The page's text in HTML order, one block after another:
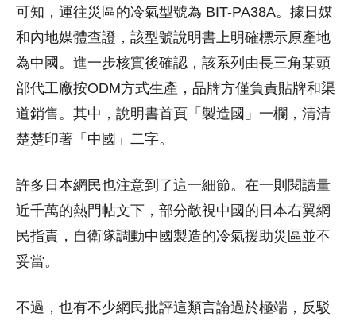
可知，運往災區的冷氣型號為 BIT-PA38A。據日媒
和內地媒體查證，該型號說明書上明確標示原產地
為中國。進一步核實後確認，該系列由長三角某頭
部代工廠按ODM方式生產，品牌方僅負責貼牌和渠
道銷售。其中，說明書首頁「製造國」一欄，清清
楚楚印著「中國」二字。
許多日本網民也注意到了這一細節。在一則閱讀量
近千萬的熱門帖文下，部分敵視中國的日本右翼網
民指責，自衛隊調動中國製造的冷氣援助災區並不
妥當。
不過，也有不少網民批評這類言論過於極端，反駁